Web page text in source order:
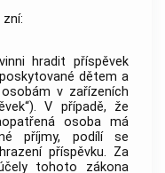
hradit příspěvek
dětem a
v zařízeních
V případě, že
osoba má
příjmy, podílí se
příspěvku. Za
tohoto zákona